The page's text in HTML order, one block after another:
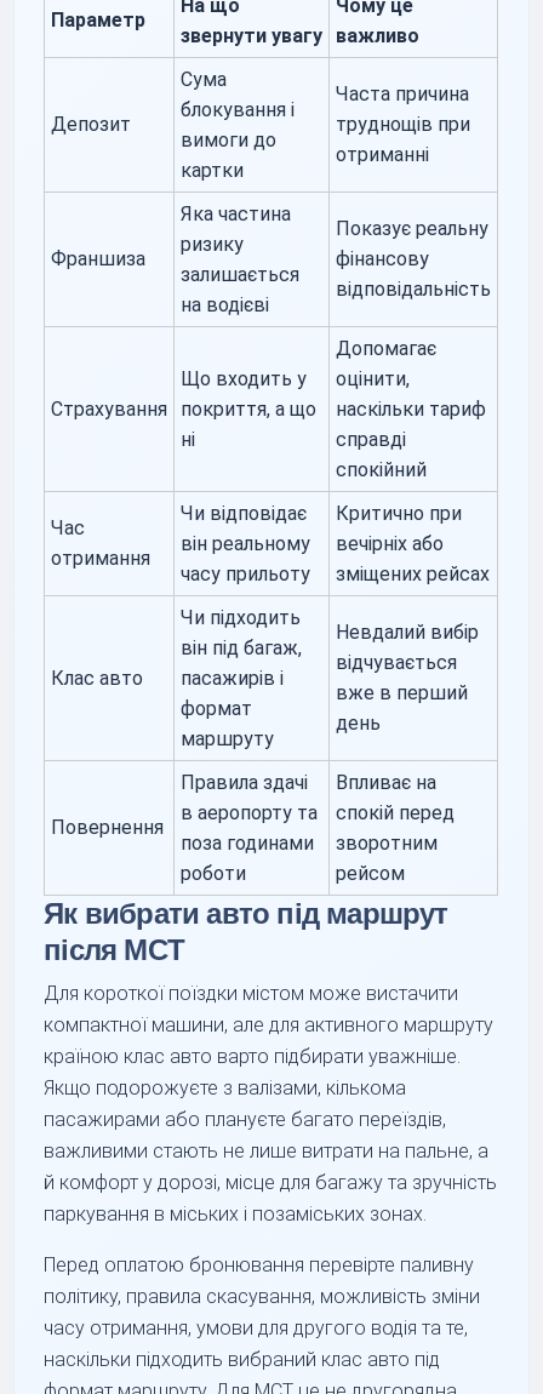
Параметр
На що
звернути увагу
Чому це
важливо
Депозит
Сума
блокування і
вимоги до
картки
Часта причина
труднощів при
отриманні
Франшиза
Яка частина
ризику
залишається
на водієві
Показує реальну
фінансову
відповідальність
Страхування
Що входить у
покриття, а що
ні
Допомагає
оцінити,
наскільки тариф
справді
спокійний
Час
отримання
Чи відповідає
він реальному
часу прильоту
Критично при
вечірніх або
зміщених рейсах
Клас авто
Чи підходить
він під багаж,
пасажирів і
формат
маршруту
Невдалий вибір
відчувається
вже в перший
день
Повернення
Правила здачі
в аеропорту та
поза годинами
роботи
Впливає на
спокій перед
зворотним
рейсом
Як вибрати авто під маршрут
після MCT
Для короткої поїздки містом може вистачити
компактної машини, але для активного маршруту
країною клас авто варто підбирати уважніше.
Якщо подорожуєте з валізами, кількома
пасажирами або плануєте багато переїздів,
важливими стають не лише витрати на пальне, а
й комфорт у дорозі, місце для багажу та зручність
паркування в міських і позаміських зонах.
Перед оплатою бронювання перевірте паливну
політику, правила скасування, можливість зміни
часу отримання, умови для другого водія та те,
наскільки підходить вибраний клас авто під